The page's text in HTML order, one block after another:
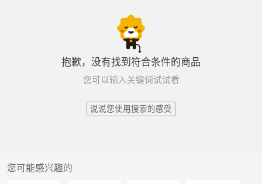
抱歉，没有找到符合条件的商品
您可以输入关键词试试看
说说您使用搜索的感受
您可能感兴趣的